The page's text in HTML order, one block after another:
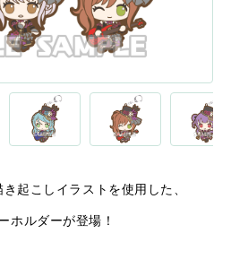
起こしイラストを使用した、
ホルダーが登場！